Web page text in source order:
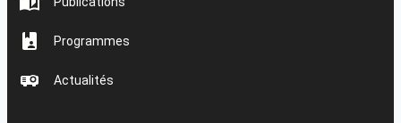
Programmes
Actualités